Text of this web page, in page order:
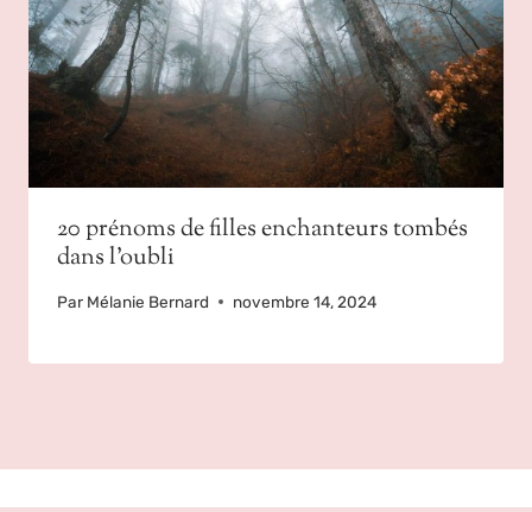
20 prénoms de filles enchanteurs tombés
dans l’oubli
Par Mélanie Bernard novembre 14, 2024